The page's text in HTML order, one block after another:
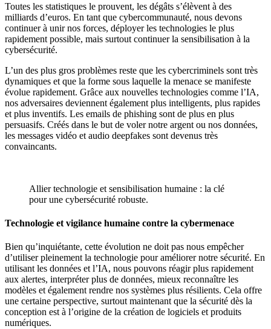
Toutes les statistiques le prouvent, les dégâts s’élèvent à des
milliards d’euros. En tant que cybercommunauté, nous devons
continuer à unir nos forces, déployer les technologies le plus
rapidement possible, mais surtout continuer la sensibilisation à la
cybersécurité.
L’un des plus gros problèmes reste que les cybercriminels sont très
dynamiques et que la forme sous laquelle la menace se manifeste
évolue rapidement. Grâce aux nouvelles technologies comme l’IA,
nos adversaires deviennent également plus intelligents, plus rapides
et plus inventifs. Les emails de phishing sont de plus en plus
persuasifs. Créés dans le but de voler notre argent ou nos données,
les messages vidéo et audio deepfakes sont devenus très
convaincants.
Allier technologie et sensibilisation humaine : la clé
pour une cybersécurité robuste.
Technologie et vigilance humaine contre la cybermenace
Bien qu’inquiétante, cette évolution ne doit pas nous empêcher
d’utiliser pleinement la technologie pour améliorer notre sécurité. En
utilisant les données et l’IA, nous pouvons réagir plus rapidement
aux alertes, interpréter plus de données, mieux reconnaître les
modèles et également rendre nos systèmes plus résilients. Cela offre
une certaine perspective, surtout maintenant que la sécurité dès la
conception est à l’origine de la création de logiciels et produits
numériques.